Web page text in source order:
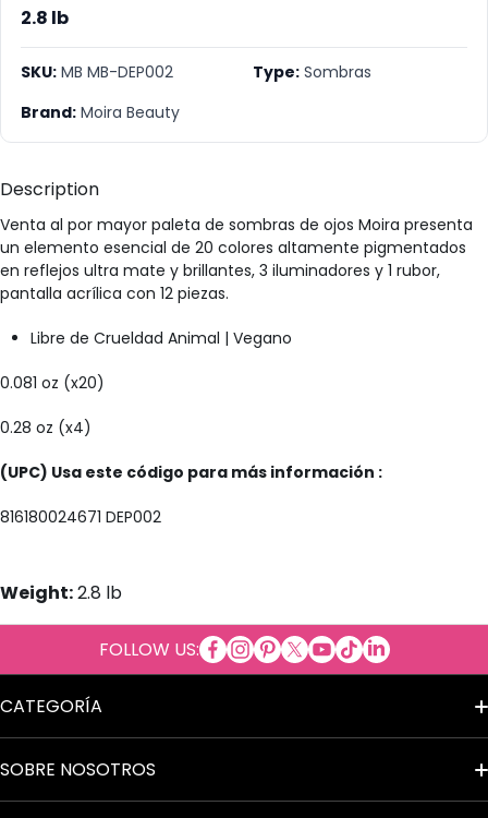
2.8 lb
SKU: MB MB-DEP002 Type: Sombras
Brand: Moira Beauty
Description
Venta al por mayor paleta de sombras de ojos Moira presenta
un elemento esencial de 20 colores altamente pigmentados
en reflejos ultra mate y brillantes, 3 iluminadores y 1 rubor,
pantalla acrílica con 12 piezas.
Libre de Crueldad Animal | Vegano
0.081 oz (x20)
0.28 oz (x4)
(UPC) Usa este código para más información :
816180024671 DEP002
Weight:2.8 lb
FOLLOW US:facebookcom/
instagramcom/
copinterestcom/
twittercom/
youtubecom/
tiktokcom/
tme/
linkedincom/
al-
CATEGORÍA
Términos del Servicio
SOBRE NOSOTROS